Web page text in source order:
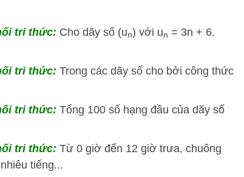
tri thức: Cho dãy số (un) với un = 3n + 6.
tri thức: Trong các dãy số cho bởi công thức
tri thức: Tổng 100 số hạng đầu của dãy số
tri thức: Từ 0 giờ đến 12 giờ trưa, chuông
tiếng...